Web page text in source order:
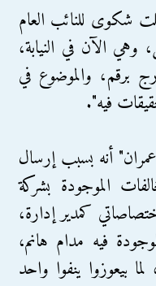
شكوى للنائب العام
وهي الآن في النيابة،
برقم، والموضوع في
فيه".
أنه بسبب إرسال
الموجودة بشركة
كمدير إدارة،
فيه مدام هانم،
بيعوزوا ينفوا واحد